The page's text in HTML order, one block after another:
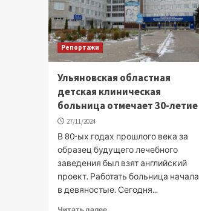
Репортажи
Ульяновская областная
детская клиническая
больница отмечает 30-летие
27/11/2024
В 80-ых годах прошлого века за
образец будущего лечебного
заведения был взят английский
проект. Работать больница начала
в девяностые. Сегодня...